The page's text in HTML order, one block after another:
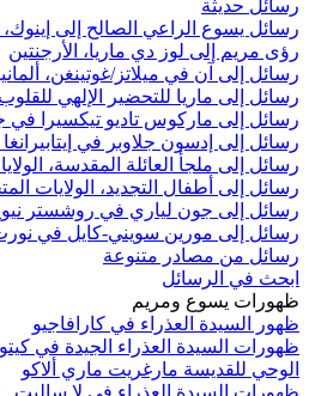
رسائل حديثة
رسائل يسوع الراعي الصالح إلى إينوك،
رؤى مريم إلى لوز دي ماريا، الأرجنتين
رسائل إلى آن في ميلاتز/غوتينغن،
رسائل إلى ماريا للتحضير الإلهي للقلوب،
رسائل إلى ماركوس تاديو تيكسيرا في
رسائل إلى إدسون جلاوبر في إيتابيرانغا
رسائل إلى ملجأ العائلة المقدسة،
رسائل إلى أطفال التجديد، الولايات
رسائل إلى جون لياري في روشستر
رسائل إلى مورين سويني-كايل في نورث
رسائل من مصادر متنوعة
ابحث في الرسائل
ظهورات يسوع ومريم
ظهور السيدة العذراء في كارافاجيو
ظهورات السيدة العذراء الجيدة في كيتو
الوحي للقديسة مارغريت ماري ألاكو
ظهورات السيدة العذراء في لا ساليت